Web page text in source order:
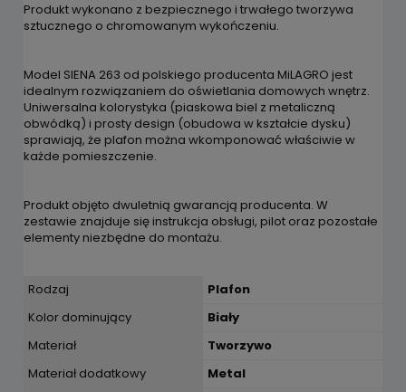
Produkt wykonano z bezpiecznego i trwałego tworzywa
sztucznego o chromowanym wykończeniu.
Model SIENA 263 od polskiego producenta MiLAGRO jest
idealnym rozwiązaniem do oświetlania domowych wnętrz.
Uniwersalna kolorystyka (piaskowa biel z metaliczną
obwódką) i prosty design (obudowa w kształcie dysku)
sprawiają, że plafon można wkomponować właściwie w
każde pomieszczenie.
Produkt objęto dwuletnią gwarancją producenta. W
zestawie znajduje się instrukcja obsługi, pilot oraz pozostałe
elementy niezbędne do montażu.
Rodzaj
Plafon
Kolor dominujący
Biały
Materiał
Tworzywo
Materiał dodatkowy
Metal